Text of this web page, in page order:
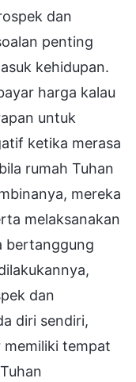
dan
penting
kehidupan.
harga kalau
untuk
ketika merasa
rumah Tuhan
mereka
melaksanakan
bertanggung
dan
diri sendiri,
memiliki tempat